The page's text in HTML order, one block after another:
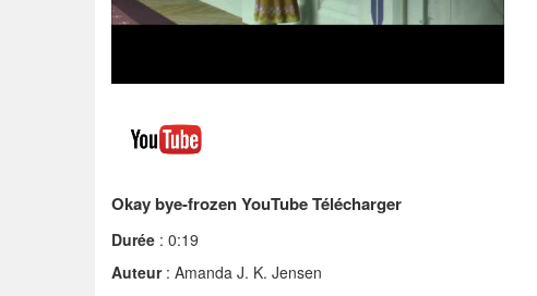
Okay bye-frozen YouTube Télécharger
Durée : 0:19
Auteur: Amanda J. K. Jensen